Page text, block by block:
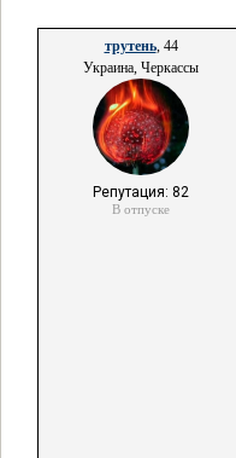
трутень, 44
Украина, Черкассы
Репутация: 82
В отпуске